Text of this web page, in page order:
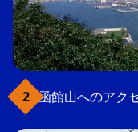
函館山へのアク